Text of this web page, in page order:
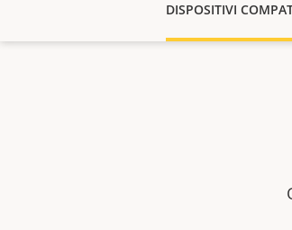
DISPOSITIVI